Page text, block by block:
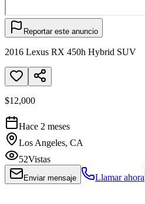
Reportar este anuncio
2016 Lexus RX 450h Hybrid SUV
$12,000
Hace 2 meses
Los Angeles, CA
52Vistas
Enviar mensaje Llamar ahora